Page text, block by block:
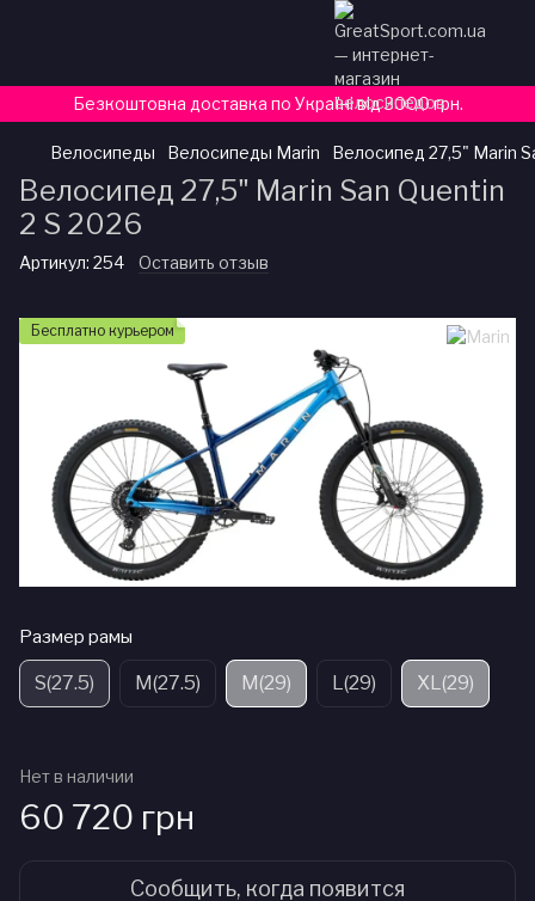
Безкоштовна доставка по Україні від 3000 грн.
Велосипеды Велосипеды Marin Велосипед 27,5" Marin
Велосипед 27,5" Marin San Quentin
2 S 2026
Артикул: 254 Оставить отзыв
Бесплатно курьером
Размер рамы
S(27.5) M(27.5) M(29) L(29) XL(29)
Нет в наличии
60 720 грн
Сообщить, когда появится